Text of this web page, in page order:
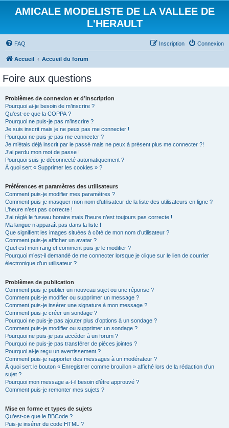
AMICALE MODELISTE DE LA VALLEE DE
L'HERAULT
FAQ Connexion
Inscription
Accueil Accueil du forum
Foire aux questions
Problèmes de connexion et d’inscription
Pourquoi ai-je besoin de m’inscrire ?
Qu’est-ce que la COPPA ?
Pourquoi ne puis-je pas m’inscrire ?
Je suis inscrit mais je ne peux pas me connecter !
Pourquoi ne puis-je pas me connecter ?
Je m’étais déjà inscrit par le passé mais ne peux à présent plus me connecter ?!
J’ai perdu mon mot de passe !
Pourquoi suis-je déconnecté automatiquement ?
À quoi sert « Supprimer les cookies » ?
Préférences et paramètres des utilisateurs
Comment puis-je modifier mes paramètres ?
Comment puis-je masquer mon nom d’utilisateur de la liste des utilisateurs en ligne ?
L’heure n’est pas correcte !
J’ai réglé le fuseau horaire mais l’heure n’est toujours pas correcte !
Ma langue n’apparaît pas dans la liste !
Que signifient les images situées à côté de mon nom d’utilisateur ?
Comment puis-je afficher un avatar ?
Quel est mon rang et comment puis-je le modifier ?
Pourquoi m’est-il demandé de me connecter lorsque je clique sur le lien de courrier
électronique d’un utilisateur ?
Problèmes de publication
Comment puis-je publier un nouveau sujet ou une réponse ?
Comment puis-je modifier ou supprimer un message ?
Comment puis-je insérer une signature à mon message ?
Comment puis-je créer un sondage ?
Pourquoi ne puis-je pas ajouter plus d’options à un sondage ?
Comment puis-je modifier ou supprimer un sondage ?
Pourquoi ne puis-je pas accéder à un forum ?
Pourquoi ne puis-je pas transférer de pièces jointes ?
Pourquoi ai-je reçu un avertissement ?
Comment puis-je rapporter des messages à un modérateur ?
À quoi sert le bouton « Enregistrer comme brouillon » affiché lors de la rédaction d’un
sujet ?
Pourquoi mon message a-t-il besoin d’être approuvé ?
Comment puis-je remonter mes sujets ?
Mise en forme et types de sujets
Qu’est-ce que le BBCode ?
Puis-je insérer du code HTML ?